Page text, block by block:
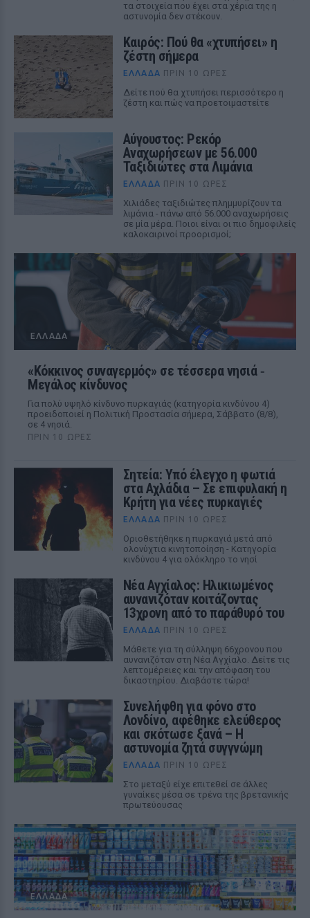
τα στοιχεία που έχει στα χέρια της η
αστυνομία δεν στέκουν.
Καιρός: Πού θα «χτυπήσει» η
ζέστη σήμερα
ΕΛΛΆΔΑ ΠΡΙΝ 10 ΏΡΕΣ
Δείτε πού θα χτυπήσει περισσότερο η
ζέστη και πώς να προετοιμαστείτε
Αύγουστος: Ρεκόρ
Αναχωρήσεων με 56.000
Ταξιδιώτες στα Λιμάνια
ΕΛΛΆΔΑ ΠΡΙΝ 10 ΏΡΕΣ
Χιλιάδες ταξιδιώτες πλημμυρίζουν τα
λιμάνια - πάνω από 56.000 αναχωρήσεις
σε μία μέρα. Ποιοι είναι οι πιο δημοφιλείς
καλοκαιρινοί προορισμοί;
ΕΛΛΆΔΑ
«Κόκκινος συναγερμός» σε τέσσερα νησιά ‑
Μεγάλος κίνδυνος
Για πολύ υψηλό κίνδυνο πυρκαγιάς (κατηγορία κινδύνου 4)
προειδοποιεί η Πολιτική Προστασία σήμερα, Σάββατο (8/8),
σε 4 νησιά.
ΠΡΙΝ 10 ΏΡΕΣ
Σητεία: Υπό έλεγχο η φωτιά
στα Αχλάδια – Σε επιφυλακή η
Κρήτη για νέες πυρκαγιές
ΕΛΛΆΔΑ ΠΡΙΝ 10 ΏΡΕΣ
Οριοθετήθηκε η πυρκαγιά μετά από
ολονύχτια κινητοποίηση - Κατηγορία
κινδύνου 4 για ολόκληρο το νησί
Νέα Αγχίαλος: Ηλικιωμένος
αυνανιζόταν κοιτάζοντας
13χρονη από το παράθυρό του
ΕΛΛΆΔΑ ΠΡΙΝ 10 ΏΡΕΣ
Μάθετε για τη σύλληψη 66χρονου που
αυνανιζόταν στη Νέα Αγχίαλο. Δείτε τις
λεπτομέρειες και την απόφαση του
δικαστηρίου. Διαβάστε τώρα!
Συνελήφθη για φόνο στο
Λονδίνο, αφέθηκε ελεύθερος
και σκότωσε ξανά – Η
αστυνομία ζητά συγγνώμη
ΕΛΛΆΔΑ ΠΡΙΝ 10 ΏΡΕΣ
Στο μεταξύ είχε επιτεθεί σε άλλες
γυναίκες μέσα σε τρένα της βρετανικής
πρωτεύουσας
ΕΛΛΆΔΑ